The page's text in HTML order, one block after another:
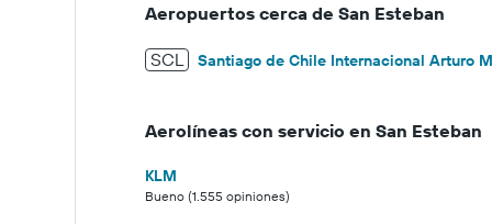
Aeropuertos cerca de San Esteban
SCL Santiago de Chile Internacional Arturo
Aerolíneas con servicio en San Esteban
KLM
Bueno (1.555 opiniones)